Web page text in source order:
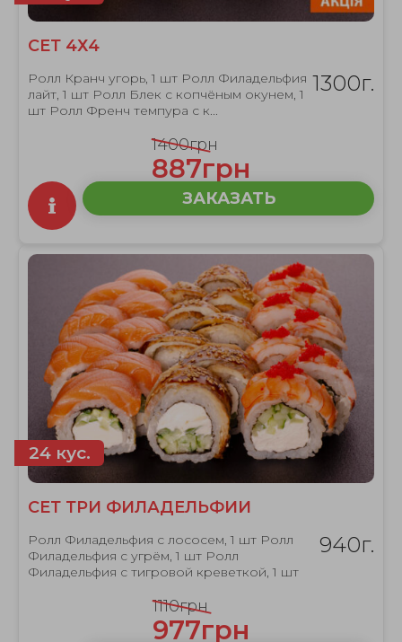
СЕТ 4Х4
Ролл Кранч угорь, 1 шт Ролл Филадельфия
лайт, 1 шт Ролл Блек с копчёным окунем, 1
шт Ролл Френч темпура с к...
1300г.
1400грн
887грн
ЗАКАЗАТЬ
24 кус.
СЕТ ТРИ ФИЛАДЕЛЬФИИ
Ролл Филадельфия с лососем, 1 шт Ролл
Филадельфия с угрём, 1 шт Ролл
Филадельфия с тигровой креветкой, 1 шт
940г.
1110грн
977грн